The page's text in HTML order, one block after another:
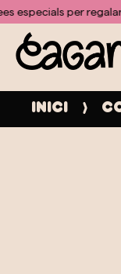
No s'ha trobat cap
per regalar o
Inici